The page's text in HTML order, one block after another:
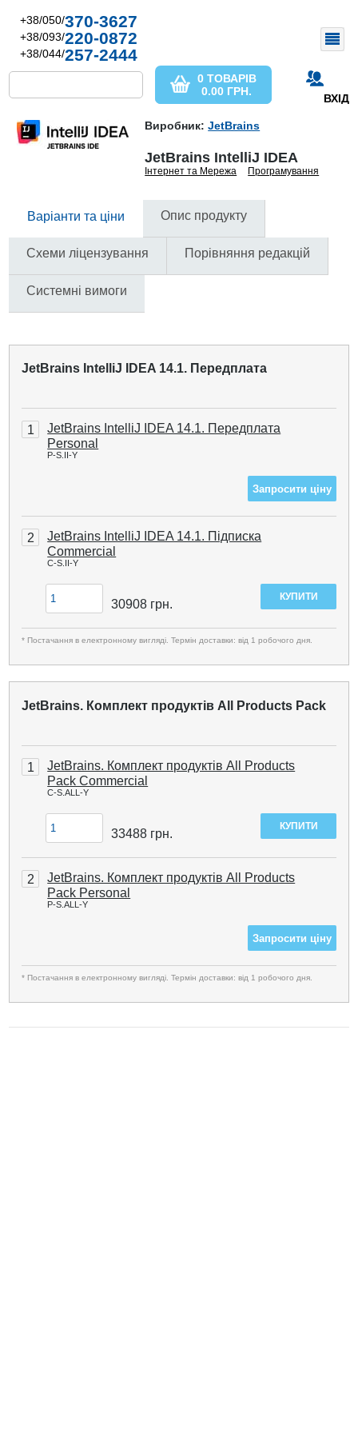
+38/050/370-3627
+38/093/220-0872
+38/044/257-2444
ВХІД
0 ТОВАРІВ
0.00 ГРН.
Виробник:JetBrains
JetBrains IntelliJ IDEA
Інтернет та Мережа Програмування
Варіанти та ціни Опис продукту
Схеми ліцензування Порівняння редакцій
Системні вимоги
JetBrains IntelliJ IDEA 14.1. Передплата
1
JetBrains IntelliJ IDEA 14.1. Передплата
Personal
P-S.II-Y
Запросити ціну
2
JetBrains IntelliJ IDEA 14.1. Підписка
Commercial
C-S.II-Y
30908 грн.
* Постачання в електронному вигляді. Термін доставки: від 1 робочого дня.
JetBrains. Комплект продуктів All Products Pack
1
JetBrains. Комплект продуктів All Products
Pack Commercial
C-S.ALL-Y
33488 грн.
2
JetBrains. Комплект продуктів All Products
Pack Personal
P-S.ALL-Y
Запросити ціну
* Постачання в електронному вигляді. Термін доставки: від 1 робочого дня.